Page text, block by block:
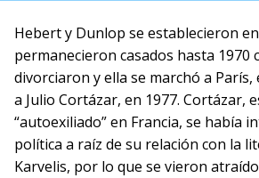
Hebert y Dunlop se establecieron
permanecieron casados hasta 1970
divorciaron y ella se marchó a París,
a Julio Cortázar, en 1977. Cortázar,
“autoexiliado” en Francia, se había
política a raíz de su relación con la
Karvelis, por lo que se vieron